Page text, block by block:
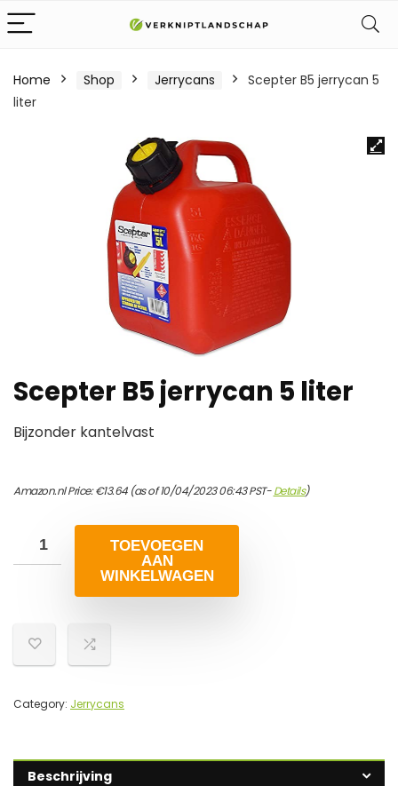
Home Shop Jerrycans
Scepter B5 jerrycan 5
liter
Scepter B5 jerrycan 5 liter
Bijzonder kantelvast
Amazon.nl Price:€13.64(as of 10/04/2023 06:43 PST-Details)
TOEVOEGEN
AAN
WINKELWAGEN
Category: Jerrycans
Beschrijving